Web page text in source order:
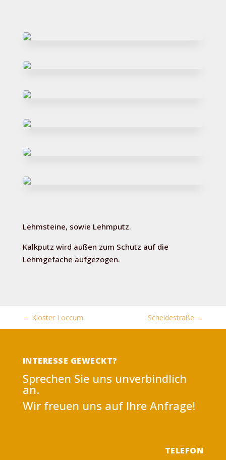
Lehmsteine, sowie Lehmputz.
Kalkputz wird außen zum Schutz auf die
Lehmgefache aufgezogen.
← Kloster Loccum Scheidestraße →
INTERESSE GEWECKT?
Sprechen Sie uns unverbindlich
an.
Wir freuen uns auf Ihre Anfrage!
TELEFON